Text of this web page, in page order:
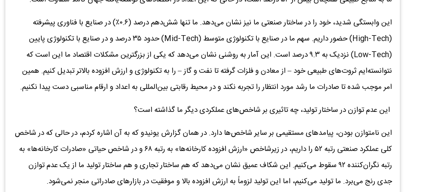
این وابستگی شدید، خود را در ساختار صنعتی ما نیز نشان می‌دهد. ما تنها شش‌دهم درصد (۰.۶٪) در صنایع با فناوری پیشرفته
(High-Tech) حضور داریم. سهم ما در صنایع با تکنولوژی متوسط (Mid-Tech) حدود ۳۵ درصد و در صنایع با تکنولوژی پایین
(Low-Tech) نزدیک به ۹.۳ درصد است. این آمار به روشنی نشان می‌دهد که یکی از بزرگترین مشکلات اقتصاد ما این است که
نتوانسته‌ایم ثروت‌های طبیعی خود – از معادن و فلزات گرفته تا نفت و گاز – را به تکنولوژی و ارزش افزوده بالاتر تبدیل کنیم. همین
امر موجب شده تا صادرات ما رشد مورد انتظار را تجربه نکند و در محیط رقابتی بین‌المللی به اعداد و ارقام مناسبی دست پیدا نکنیم.
این عدم توازن در ساختار تولید، چه تاثیری بر شاخص‌های عملکردی دیگر ما گذاشته است؟
این نامتوازن بودن، پیامدهای مستقیمی بر سایر شاخص‌ها دارد. در همان گزارش یونیدو که به آن اشاره کردم، در حالی که در شاخص
کلی عملکرد صنعتی رتبه ۵۲ را داریم، در زیرشاخص «ارزش افزوده کارخانه‌ها» به رتبه ۶۸ و در شاخص حیاتی «صادرات کارخانه‌ها» به
رتبه نگران‌کننده ۹۲ سقوط می‌کنیم. این شکاف عمیق نشان می‌دهد که هم ساختار تجاری و هم ساختار تولید ما از یک عدم توازن
جدی رنج می‌برد. ما تولید می‌کنیم، اما این تولید لزوماً به ارزش افزوده بالا و موفقیت در بازارهای صادراتی منجر نمی‌شود.